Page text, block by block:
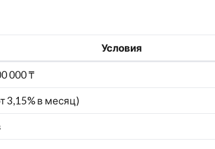
Условия
000 ₸
3,15% в месяц)